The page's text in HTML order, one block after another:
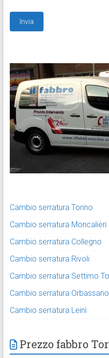
Cambio serratura Torino
Cambio serratura Moncalieri
Cambio serratura Collegno
Cambio serratura Rivoli
Cambio serratura Settimo
Cambio serratura Orbassano
Cambio serratura Leinì
Prezzo fabbro